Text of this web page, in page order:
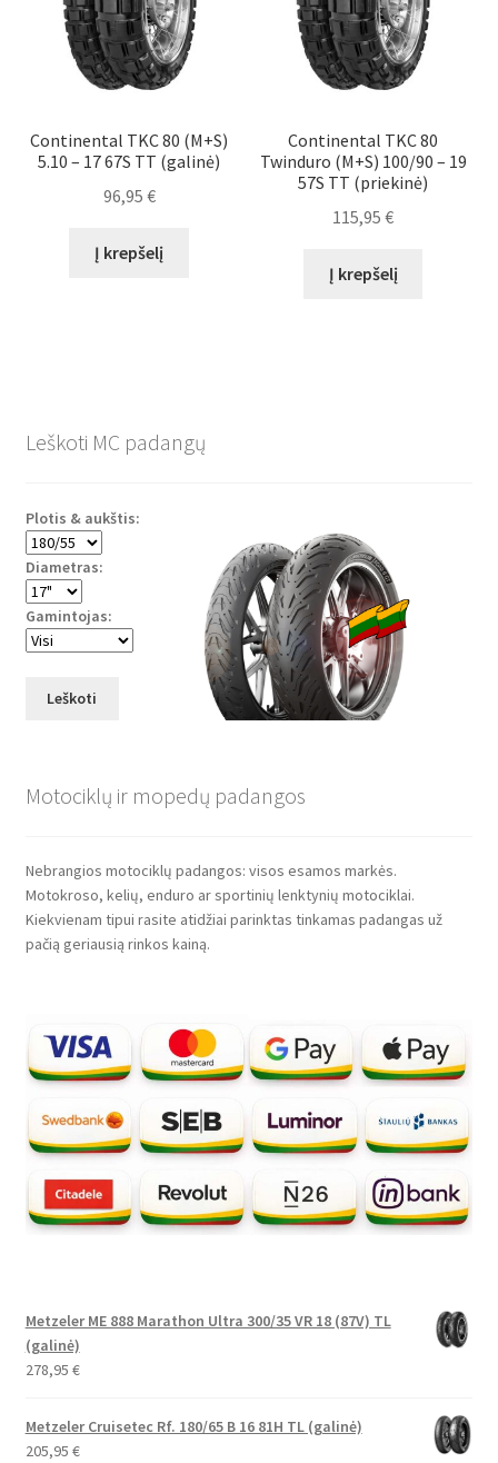
Continental TKC 80 (M+S)
5.10 – 17 67S TT (galinė)
96,95 €
Į krepšelį
Continental TKC 80
Twinduro (M+S) 100/90 – 19
57S TT (priekinė)
115,95€
Į krepšelį
Leškoti MC padangų
Plotis & aukštis:
Diametras:
Gamintojas:
Leškoti
Motociklų ir mopedų padangos
Nebrangios motociklų padangos: visos esamos markės.
Motokroso, kelių, enduro ar sportinių lenktynių motociklai.
Kiekvienam tipui rasite atidžiai parinktas tinkamas padangas už
pačią geriausią rinkos kainą.
Metzeler ME 888 Marathon Ultra 300/35 VR 18 (87V) TL
(galinė)
278,95 €
Metzeler Cruisetec Rf. 180/65 B 16 81H TL (galinė)
205,95 €